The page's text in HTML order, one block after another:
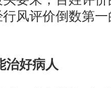
风评价倒数第
治好病人